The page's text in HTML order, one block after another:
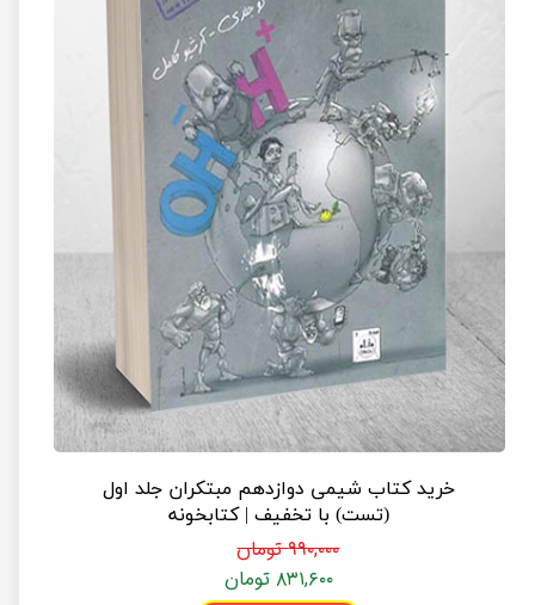
خرید کتاب شیمی دوازدهم مبتکران جلد اول
(تست) با تخفیف | کتابخونه
۹۹۰,۰۰۰ تومان
۸۳۱,۶۰۰ تومان